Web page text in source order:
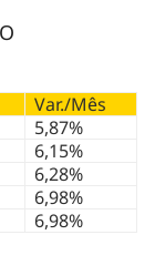
Var./Mês
5,87%
6,15%
6,28%
6,98%
6,98%